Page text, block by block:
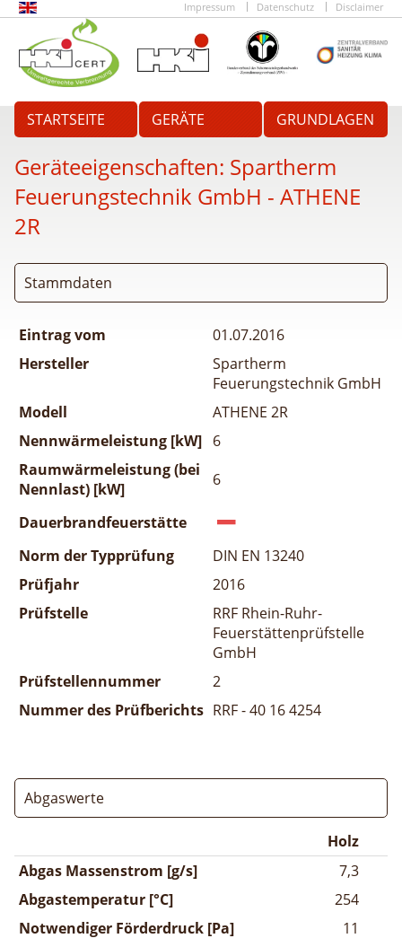
Impressum Datenschutz Disclaimer
STARTSEITE GERÄTE GRUNDLAGEN
Geräteeigenschaften: Spartherm
Feuerungstechnik GmbH - ATHENE
2R
Stammdaten
Eintrag vom
01.07.2016
Hersteller
Spartherm
Feuerungstechnik GmbH
Modell
ATHENE 2R
Nennwärmeleistung [kW] 6
Raumwärmeleistung (bei
Nennlast) [kW]
6
Dauerbrandfeuerstätte
Norm der Typprüfung
DIN EN 13240
Prüfjahr
2016
Prüfstelle
RRF Rhein-Ruhr-
Feuerstättenprüfstelle
GmbH
Prüfstellennummer
2
Nummer des Prüfberichts RRF - 40 16 4254
Abgaswerte
Holz
Abgas Massenstrom [g/s]
7,3
Abgastemperatur [°C]
254
Notwendiger Förderdruck [Pa]
11